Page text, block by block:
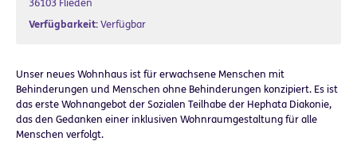
36103 Flieden
Verfügbarkeit: Verfügbar
Unser neues Wohnhaus ist für erwachsene Menschen mit
Behinderungen und Menschen ohne Behinderungen konzipiert. Es ist
das erste Wohnangebot der Sozialen Teilhabe der Hephata Diakonie,
das den Gedanken einer inklusiven Wohnraumgestaltung für alle
Menschen verfolgt.